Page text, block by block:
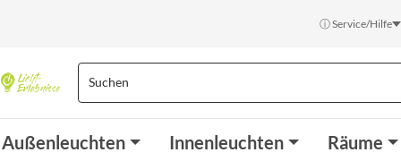
ⓘ Service/Hilfe
Außenleuchten Innenleuchten Räume